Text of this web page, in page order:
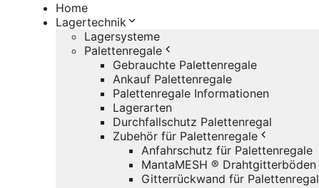
Home
Lagertechnik
Lagersysteme
Palettenregale
Gebrauchte Palettenregale
Ankauf Palettenregale
Palettenregale Informationen
Lagerarten
Durchfallschutz Palettenregal
Zubehör für Palettenregale
Anfahrschutz für Palettenregale
MantaMESH ® Drahtgitterböden
Gitterrückwand für Palettenregal